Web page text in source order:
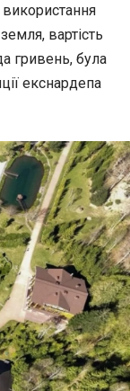
використання
вартість
гривень, була
екснардепа